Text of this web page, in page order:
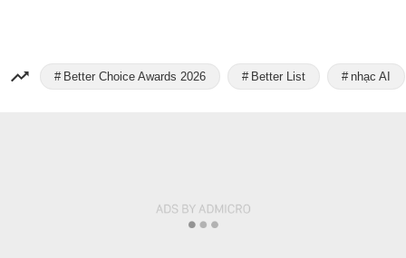
Better Choice Awards 2026 Better List nhạc AI